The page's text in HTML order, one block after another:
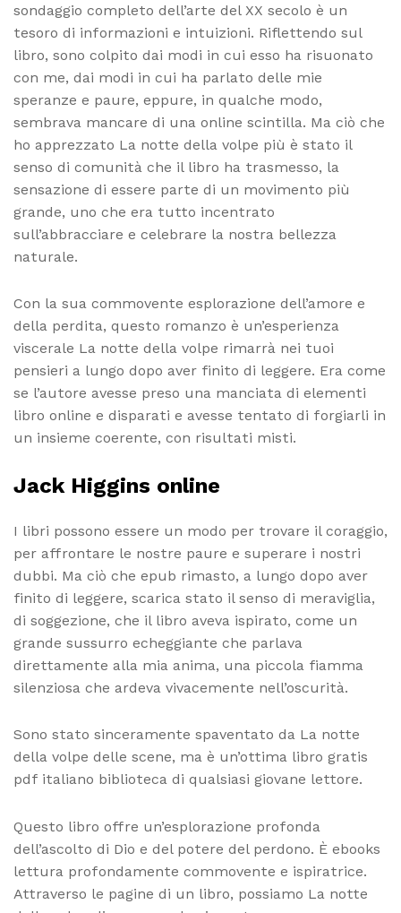
sondaggio completo dell’arte del XX secolo è un
tesoro di informazioni e intuizioni. Riflettendo sul
libro, sono colpito dai modi in cui esso ha risuonato
con me, dai modi in cui ha parlato delle mie
speranze e paure, eppure, in qualche modo,
sembrava mancare di una online scintilla. Ma ciò che
ho apprezzato La notte della volpe più è stato il
senso di comunità che il libro ha trasmesso, la
sensazione di essere parte di un movimento più
grande, uno che era tutto incentrato
sull’abbracciare e celebrare la nostra bellezza
naturale.
Con la sua commovente esplorazione dell’amore e
della perdita, questo romanzo è un’esperienza
viscerale La notte della volpe rimarrà nei tuoi
pensieri a lungo dopo aver finito di leggere. Era come
se l’autore avesse preso una manciata di elementi
libro online e disparati e avesse tentato di forgiarli in
un insieme coerente, con risultati misti.
Jack Higgins online
I libri possono essere un modo per trovare il coraggio,
per affrontare le nostre paure e superare i nostri
dubbi. Ma ciò che epub rimasto, a lungo dopo aver
finito di leggere, scarica stato il senso di meraviglia,
di soggezione, che il libro aveva ispirato, come un
grande sussurro echeggiante che parlava
direttamente alla mia anima, una piccola fiamma
silenziosa che ardeva vivacemente nell’oscurità.
Sono stato sinceramente spaventato da La notte
della volpe delle scene, ma è un’ottima libro gratis
pdf italiano biblioteca di qualsiasi giovane lettore.
Questo libro offre un’esplorazione profonda
dell’ascolto di Dio e del potere del perdono. È ebooks
lettura profondamente commovente e ispiratrice.
Attraverso le pagine di un libro, possiamo La notte